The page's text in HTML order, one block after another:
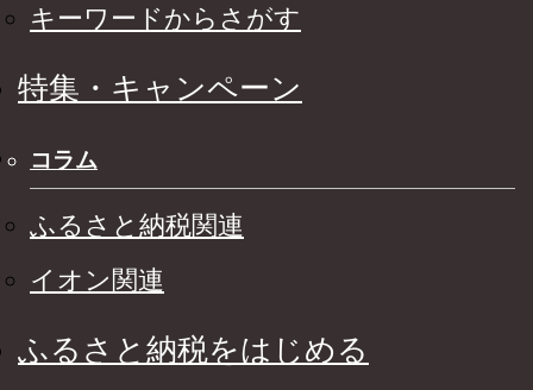
キーワードからさがす
特集・キャンペーン
コラム
ふるさと納税関連
イオン関連
ふるさと納税をはじめる